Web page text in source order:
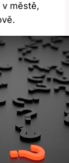
městě,